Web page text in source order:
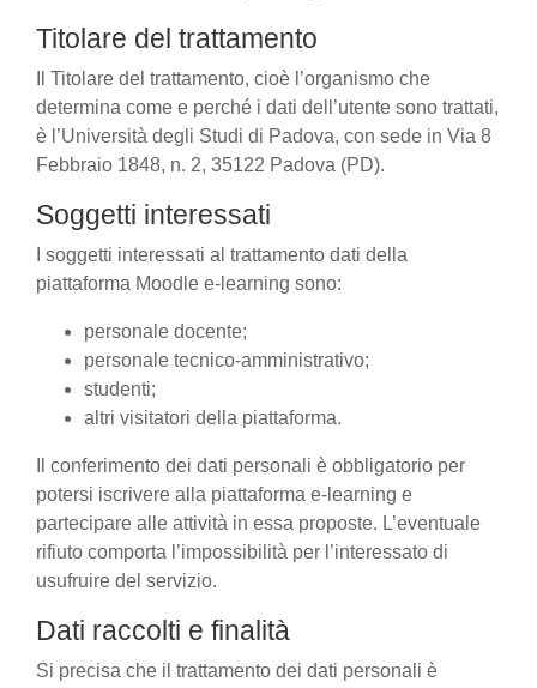
Titolare del trattamento
Il Titolare del trattamento, cioè l’organismo che
determina come e perché i dati dell’utente sono trattati,
è l’Università degli Studi di Padova, con sede in Via 8
Febbraio 1848, n. 2, 35122 Padova (PD).
Soggetti interessati
I soggetti interessati al trattamento dati della
piattaforma Moodle e-learning sono:
personale docente;
personale tecnico-amministrativo;
studenti;
altri visitatori della piattaforma.
Il conferimento dei dati personali è obbligatorio per
potersi iscrivere alla piattaforma e-learning e
partecipare alle attività in essa proposte. L’eventuale
rifiuto comporta l’impossibilità per l’interessato di
usufruire del servizio.
Dati raccolti e finalità
Si precisa che il trattamento dei dati personali è